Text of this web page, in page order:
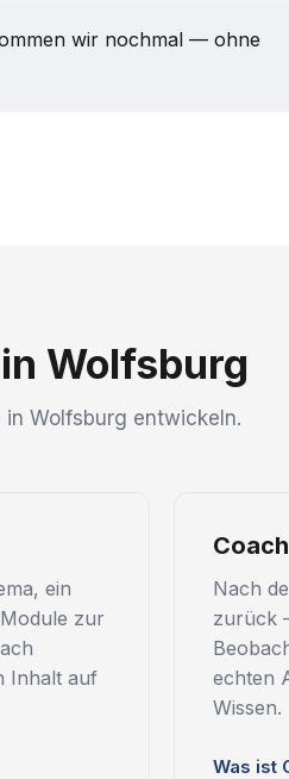
wir nochmal — ohne
Wolfsburg
in Wolfsburg entwickeln.
ein
zur
Inhalt auf
Nach
zurück
echten
Wissen.
Was ist